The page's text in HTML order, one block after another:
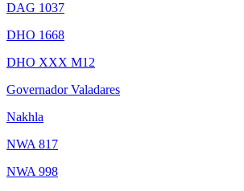
DAG 1037
DHO 1668
DHO XXX M12
Governador Valadares
Nakhla
NWA 817
NWA 998